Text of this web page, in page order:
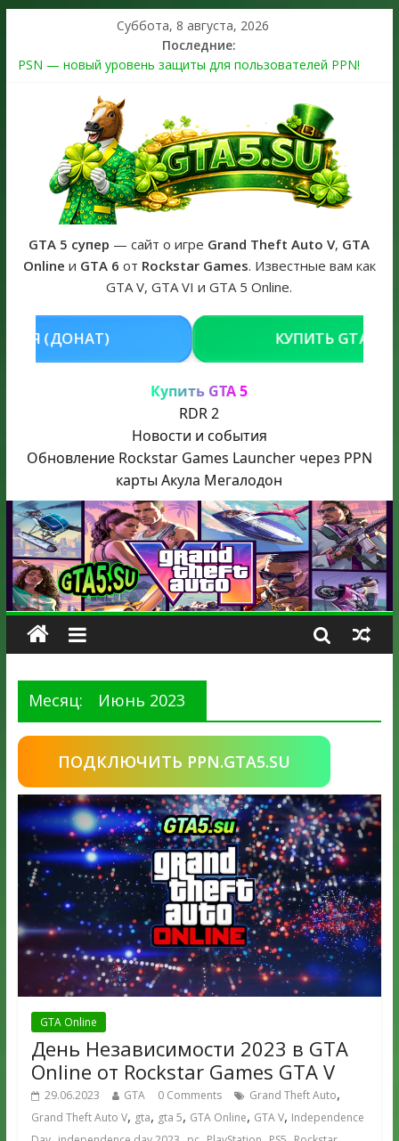
Суббота, 8 августа, 2026
Последние:
PSN — новый уровень защиты для пользователей PPN!
The Kortz Center Heist выйдет в GTA Online уже 14 июля
Регистрация в Rockstar Games Social Club ошибка #1.500.7:
как зарегистрировать аккаунт и войти без проблем в 2026
Получайте особые награды в GTA Online по программе
Fine Art Collector
GTA 6 официальная обложка игры и Предзаказ Grand Theft
Auto VI
GTA 5 супер — сайт о игре Grand Theft Auto V, GTA
Online и GTA 6 от Rockstar Games. Известные вам как
GTA V, GTA VI и GTA 5 Online.
КУПИТЬ GTA 5 ONLINE НА PC
Купить GTA 5
RDR 2
Новости и события
Обновление Rockstar Games Launcher через PPN
карты Акула Мегалодон
Месяц: Июнь 2023
ПОДКЛЮЧИТЬ PPN.GTA5.SU
GTA Online
День Независимости 2023 в GTA
Online от Rockstar Games GTA V
29.06.2023 GTA 0 Comments Grand Theft Auto,
Grand Theft Auto V, gta, gta 5, GTA Online, GTA V, Independence